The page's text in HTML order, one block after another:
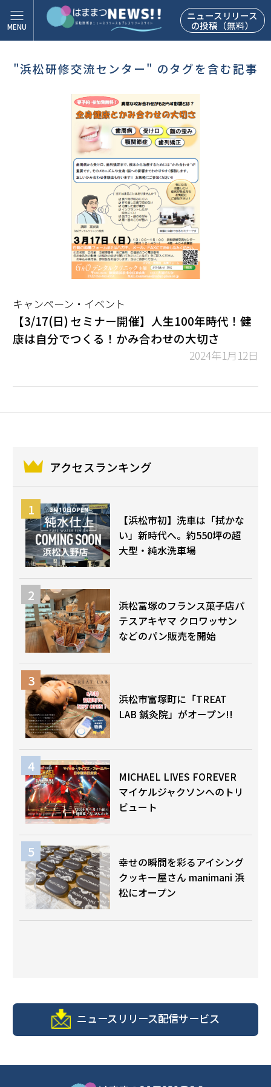
ニュースリリース
の投稿（無料）
"浜松研修交流センター" のタグを含む記事
キャンペーン・イベント
【3/17(日) セミナー開催】人生100年時代！健
康は自分でつくる！かみ合わせの大切さ
2024年1月12日
アクセスランキング
【浜松市初】洗車は「拭かな
い」新時代へ。約550坪の超
大型・純水洗車場
浜松富塚のフランス菓子店パ
テスアキヤマ クロワッサン
などのパン販売を開始
浜松市富塚町に「TREAT
LAB 鍼灸院」がオープン!!
MICHAEL LIVES FOREVER
マイケルジャクソンへのトリ
ビュート
幸せの瞬間を彩るアイシング
クッキー屋さん manimani 浜
松にオープン
ニュースリリース配信サービス